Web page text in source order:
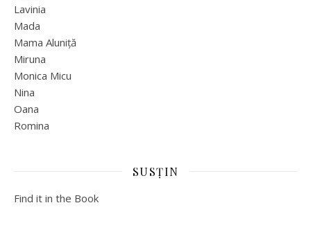
Lavinia
Mada
Mama Aluniță
Miruna
Monica Micu
Nina
Oana
Romina
SUSȚIN
Find it in the Book